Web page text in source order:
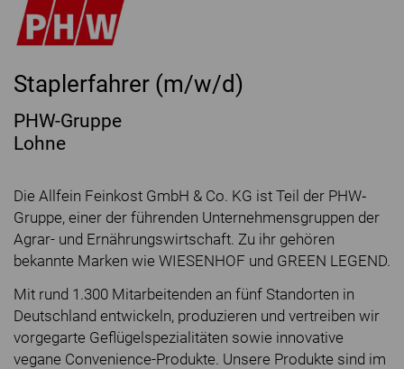
Kontakt
Staplerfahrer (m/w/d)
PHW-Gruppe
Lohne
Die Allfein Feinkost GmbH & Co. KG ist Teil der PHW‐
Gruppe, einer der führenden Unternehmensgruppen der
Agrar- und Ernährungswirtschaft. Zu ihr gehören
bekannte Marken wie WIESENHOF und GREEN LEGEND.
Mit rund 1.300 Mitarbeitenden an fünf Standorten in
Deutschland entwickeln, produzieren und vertreiben wir
vorgegarte Geflügelspezialitäten sowie innovative
vegane Convenience-Produkte. Unsere Produkte sind im